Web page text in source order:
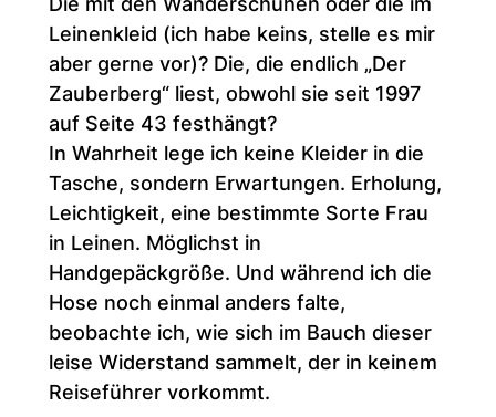
Leinenkleid (ich habe keins, stelle es mir
aber gerne vor)? Die, die endlich „Der
Zauberberg“ liest, obwohl sie seit 1997
auf Seite 43 festhängt?
In Wahrheit lege ich keine Kleider in die
Tasche, sondern Erwartungen. Erholung,
Leichtigkeit, eine bestimmte Sorte Frau
in Leinen. Möglichst in
Handgepäckgröße. Und während ich die
Hose noch einmal anders falte,
beobachte ich, wie sich im Bauch dieser
leise Widerstand sammelt, der in keinem
Reiseführer vorkommt.